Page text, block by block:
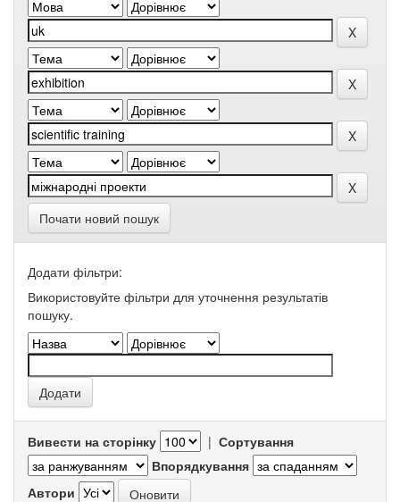
Почати новий пошук
Додати фільтри:
Використовуйте фільтри для уточнення результатів
пошуку.
Вивести на сторінку | Сортування
Впорядкування
Автори